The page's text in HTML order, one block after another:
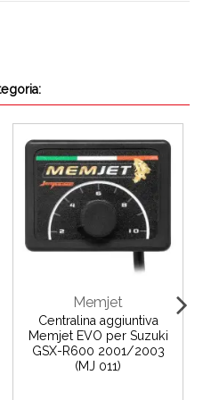
Memjet
Centralina aggiuntiva
Memjet EVO per Suzuki
GSX-R600 2001/2003
(MJ 011)